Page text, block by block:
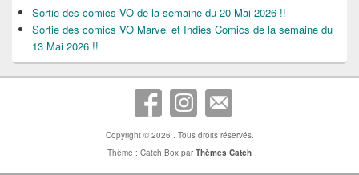
Sortie des comics VO de la semaine du 20 Mai 2026 !!
Sortie des comics VO Marvel et Indies Comics de la semaine du
13 Mai 2026 !!
Copyright © 2026 . Tous droits réservés.
Thème : Catch Box parThèmes Catch